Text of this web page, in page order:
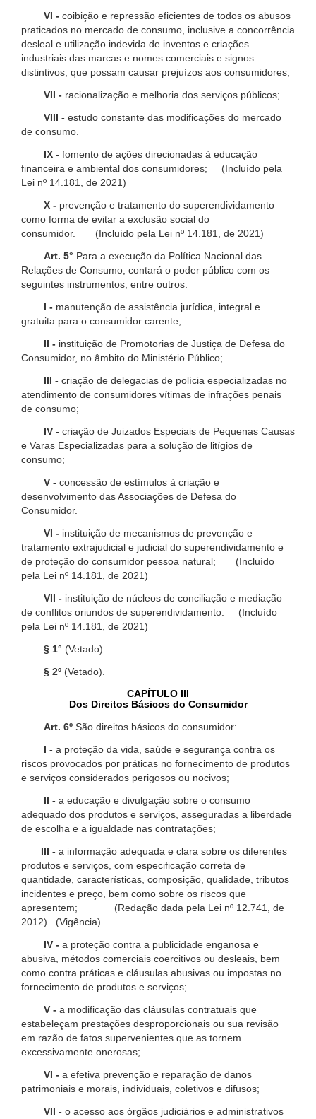
VI - coibição e repressão eficientes de todos os abusos
praticados no mercado de consumo, inclusive a concorrência
desleal e utilização indevida de inventos e criações
industriais das marcas e nomes comerciais e signos
distintivos, que possam causar prejuízos aos consumidores;
VII - racionalização e melhoria dos serviços públicos;
VIII - estudo constante das modificações do mercado
de consumo.
IX - fomento de ações direcionadas à educação
financeira e ambiental dos consumidores; (Incluído pela
Lei nº 14.181, de 2021)
X - prevenção e tratamento do superendividamento
como forma de evitar a exclusão social do
consumidor. (Incluído pela Lei nº 14.181, de 2021)
Art. 5° Para a execução da Política Nacional das
Relações de Consumo, contará o poder público com os
seguintes instrumentos, entre outros:
I - manutenção de assistência jurídica, integral e
gratuita para o consumidor carente;
II - instituição de Promotorias de Justiça de Defesa do
Consumidor, no âmbito do Ministério Público;
III - criação de delegacias de polícia especializadas no
atendimento de consumidores vítimas de infrações penais
de consumo;
IV - criação de Juizados Especiais de Pequenas Causas
e Varas Especializadas para a solução de litígios de
consumo;
V - concessão de estímulos à criação e
desenvolvimento das Associações de Defesa do
Consumidor.
VI - instituição de mecanismos de prevenção e
tratamento extrajudicial e judicial do superendividamento e
de proteção do consumidor pessoa natural; (Incluído
pela Lei nº 14.181, de 2021)
VII - instituição de núcleos de conciliação e mediação
de conflitos oriundos de superendividamento. (Incluído
pela Lei nº 14.181, de 2021)
§ 1° (Vetado).
§ 2º (Vetado).
CAPÍTULO III
Dos Direitos Básicos do Consumidor
Art. 6º São direitos básicos do consumidor:
I - a proteção da vida, saúde e segurança contra os
riscos provocados por práticas no fornecimento de produtos
e serviços considerados perigosos ou nocivos;
II - a educação e divulgação sobre o consumo
adequado dos produtos e serviços, asseguradas a liberdade
de escolha e a igualdade nas contratações;
III - a informação adequada e clara sobre os diferentes
produtos e serviços, com especificação correta de
quantidade, características, composição, qualidade, tributos
incidentes e preço, bem como sobre os riscos que
apresentem; (Redação dada pela Lei nº 12.741, de
2012) (Vigência)
IV - a proteção contra a publicidade enganosa e
abusiva, métodos comerciais coercitivos ou desleais, bem
como contra práticas e cláusulas abusivas ou impostas no
fornecimento de produtos e serviços;
V - a modificação das cláusulas contratuais que
estabeleçam prestações desproporcionais ou sua revisão
em razão de fatos supervenientes que as tornem
excessivamente onerosas;
VI - a efetiva prevenção e reparação de danos
patrimoniais e morais, individuais, coletivos e difusos;
VII - o acesso aos órgãos judiciários e administrativos